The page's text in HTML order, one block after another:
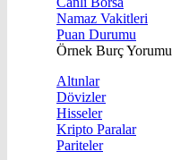
Namaz Vakitleri
Puan Durumu
Örnek Burç Yorumu
Altınlar
Dövizler
Hisseler
Kripto Paralar
Pariteler